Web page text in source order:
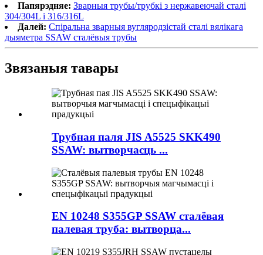
Папярэдняе: Зварныя трубы/трубкі з нержавеючай сталі
304/304L і 316/316L
Далей: Спіральна зварныя вугляродзістай сталі вялікага
дыяметра SSAW сталёвыя трубы
Звязаныя тавары
Трубная паля JIS A5525 SKK490
SSAW: вытворчасць ...
EN 10248 S355GP SSAW сталёвая
палевая труба: вытворца...